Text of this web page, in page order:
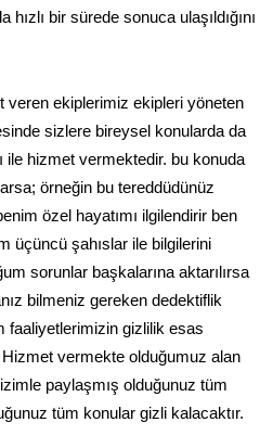
bir sürede sonuca ulaşıldığını
veren ekiplerimiz ekipleri yöneten
sizlere bireysel konularda da
ile hizmet vermektedir. bu konuda
örneğin bu tereddüdünüz
özel hayatımı ilgilendirir ben
üçüncü şahıslar ile bilgilerini
sorunlar başkalarına aktarılırsa
bilmeniz gereken dedektiflik
faaliyetlerimizin gizlilik esas
vermekte olduğumuz alan
paylaşmış olduğunuz tüm
tüm konular gizli kalacaktır.